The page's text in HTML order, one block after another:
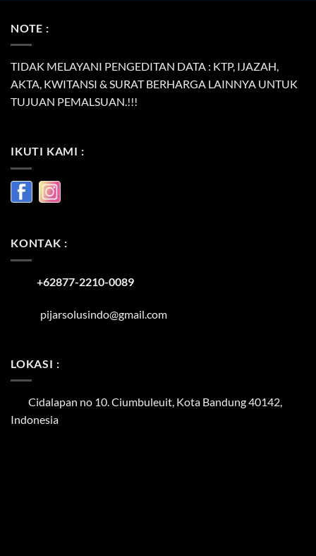
NOTE :
TIDAK MELAYANI PENGEDITAN DATA : KTP, IJAZAH,
AKTA, KWITANSI & SURAT BERHARGA LAINNYA UNTUK
TUJUAN PEMALSUAN.!!!
IKUTI KAMI :
KONTAK :
+62877-2210-0089
pijarsolusindo@gmail.com
LOKASI :
Cidalapan no 10. Ciumbuleuit, Kota Bandung 40142,
Indonesia